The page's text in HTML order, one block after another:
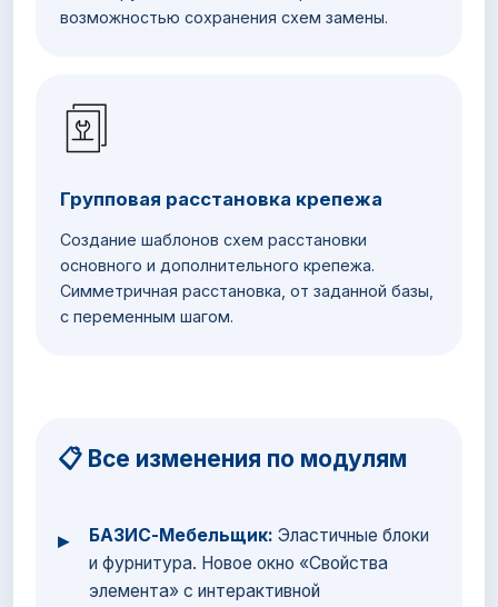
возможностью сохранения схем замены.
Групповая расстановка крепежа
Создание шаблонов схем расстановки
основного и дополнительного крепежа.
Симметричная расстановка, от заданной базы,
с переменным шагом.
📋 Все изменения по модулям
▸ БАЗИС-Мебельщик: Эластичные блоки
и фурнитура. Новое окно «Свойства
элемента» с интерактивной